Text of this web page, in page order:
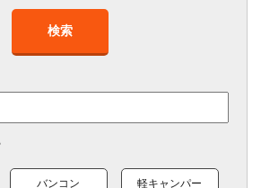
検索
バンコン 軽キャンパー